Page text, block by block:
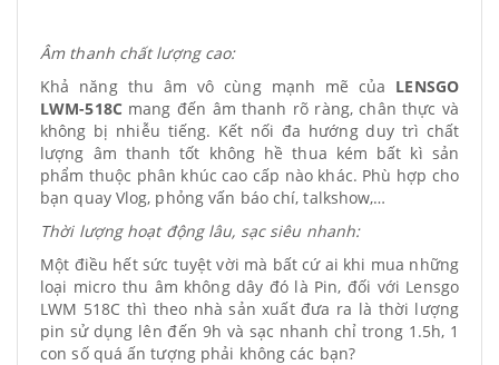
Âm thanh chất lượng cao:
Khả năng thu âm vô cùng mạnh mẽ của LENSGO
LWM-518C mang đến âm thanh rõ ràng, chân thực và
không bị nhiễu tiếng. Kết nối đa hướng duy trì chất
lượng âm thanh tốt không hề thua kém bất kì sản
phẩm thuộc phân khúc cao cấp nào khác. Phù hợp cho
bạn quay Vlog, phỏng vấn báo chí, talkshow,…
Thời lượng hoạt động lâu, sạc siêu nhanh:
Một điều hết sức tuyệt vời mà bất cứ ai khi mua những
loại micro thu âm không dây đó là Pin, đối với Lensgo
LWM 518C thì theo nhà sản xuất đưa ra là thời lượng
pin sử dụng lên đến 9h và sạc nhanh chỉ trong 1.5h, 1
con số quá ấn tượng phải không các bạn?